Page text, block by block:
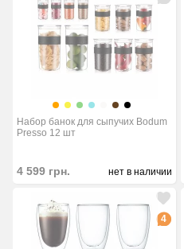
Набор банок для сыпучих Bodum
Presso 12 шт
4 599 грн. нет в наличии
4